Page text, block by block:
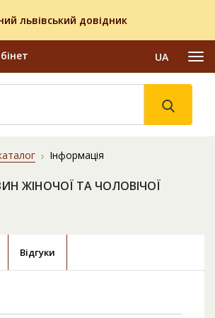
львівський довідник
UA
Інформація
ЖІНОЧОЇ ТА ЧОЛОВІЧОЇ
Відгуки